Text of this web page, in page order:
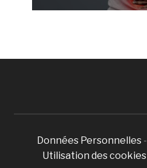
Données Personnelles -
Utilisation des cookies